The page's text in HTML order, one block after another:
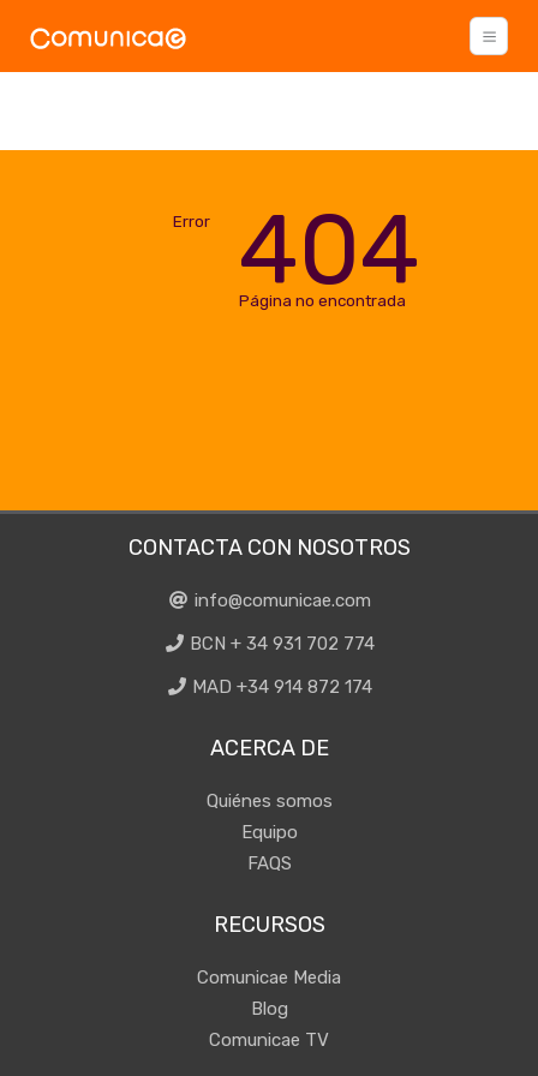
Error 404
Página no encontrada
CONTACTA CON NOSOTROS
info@comunicae.com
BCN + 34 931 702 774
MAD +34 914 872 174
ACERCA DE
Quiénes somos
Equipo
FAQS
RECURSOS
Comunicae Media
Blog
Comunicae TV